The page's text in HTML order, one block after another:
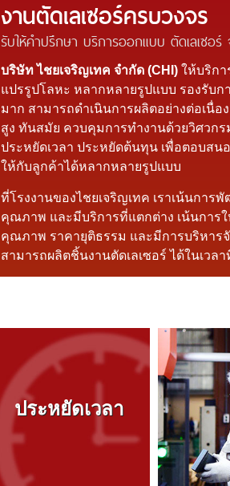
งานตัดเลเซอร์ครบวงจร
รับให้คำปรึกษา บริการออกแบบ ตัดเลเซอ
บริษัท ไชยเจริญเทค จำกัด (CHI)ให้บริกา
แปรรูปโลหะ หลากหลายรูปแบบ รองรับ
มาก สามารถดำเนินการผลิตอย่างต่อเนื่อ
สูง ทันสมัย ควบคุมการทำงานด้วยวิศวก
ประหยัดเวลา ประหยัดต้นทุน เพื่อตอบสน
ให้กับลูกค้าได้หลากหลายรูปแบบ
ที่โรงงานของไชยเจริญเทค เราเน้นการ
คุณภาพ และมีบริการที่แตกต่าง เน้นการใ
คุณภาพ ราคายุติธรรม และมีการบริหาร
สามารถผลิตชิ้นงานตัดเลเซอร์ ได้ในเวล
ประหยัดเวลา